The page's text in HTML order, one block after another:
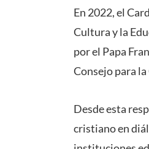
En 2022, el
Cultura y la
por el Papa
Consejo para
Desde esta
cristiano en